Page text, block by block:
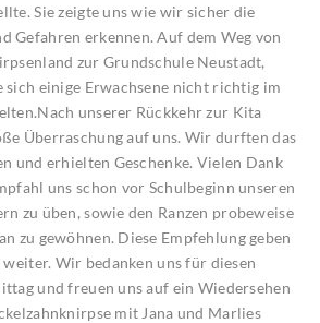
Sie zeigte uns wie wir sicher die
Gefahren erkennen. Auf dem Weg von
zur Grundschule Neustadt,
sich einige Erwachsene nicht richtig im
unserer Rückkehr zur Kita
Überraschung auf uns. Wir durften das
und erhielten Geschenke. Vielen Dank
uns schon vor Schulbeginn unseren
zu üben, sowie den Ranzen probeweise
zu gewöhnen. Diese Empfehlung geben
Wir bedanken uns für diesen
und freuen uns auf ein Wiedersehen
mit Jana und Marlies